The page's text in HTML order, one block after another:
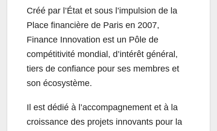
Créé par l’État et sous l’impulsion de la
Place financière de Paris en 2007,
Finance Innovation est un Pôle de
compétitivité mondial, d’intérêt général,
tiers de confiance pour ses membres et
son écosystème.
Il est dédié à l’accompagnement et à la
croissance des projets innovants pour la